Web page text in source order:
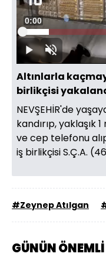
OynatSesi
Aç
Süre
0:00
Yüklendi:
12.18%
Altınlarla
birlikçisi
NEVŞEHİR'de
kandırıp, yaklaşık
ve cep telefonu
iş birlikçisi S.Ç.A.
#Zeynep Atılgan
GÜNÜN